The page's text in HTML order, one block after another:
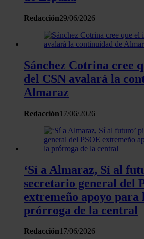
recopilado a partir del uso que haya
Redacción29/06/2026
Sánchez Cotrina cree
del CSN avalará la
Almaraz
Redacción17/06/2026
‘Sí a Almaraz, Sí al
secretario general del
extremeño apoyo
prórroga de la central
Redacción17/06/2026